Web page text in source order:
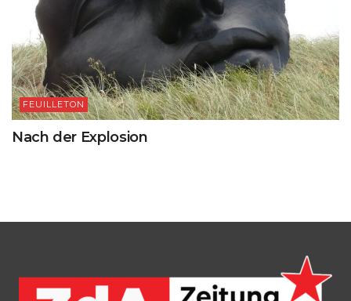
FEUILLETON
Nach der Explosion